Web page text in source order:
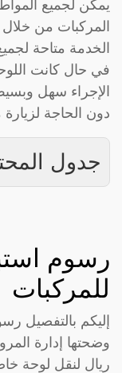
يمكن لجميع
المركبات من
الخدمة متاحة
في حال كانت
الإجراء سهل
دون الحاجة
جدول
للمركبات
إليكم بالتفصيل
ريال لنقل لوحة